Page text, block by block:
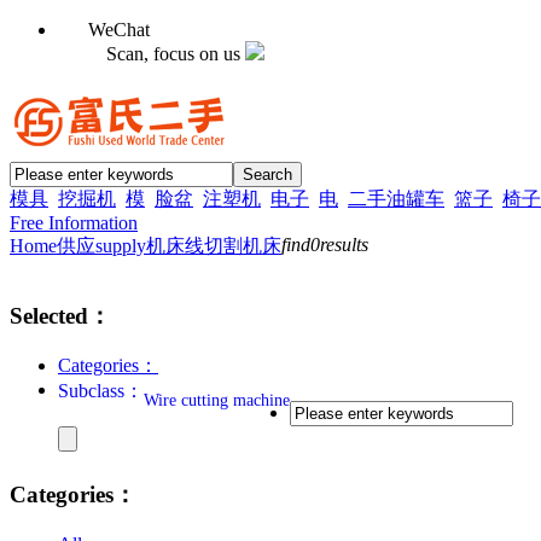
WeChat
Scan, focus on us
模具 挖掘机 模 脸盆 注塑机 电子 电 二手油罐车 篮子 椅
Free Information
Home供应supply机床线切割机床find0results
Selected：
Categories：
Subclass： Wire cutting machine
Categories：